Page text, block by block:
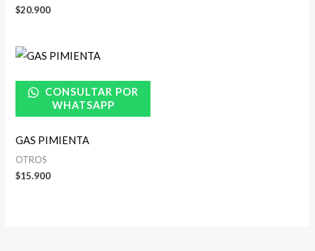
$20.900
CONSULTAR POR
WHATSAPP
GAS PIMIENTA
OTROS
$15.900